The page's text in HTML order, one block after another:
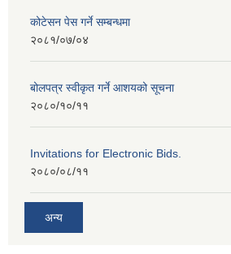
कोटेसन पेस गर्ने सम्बन्धमा
२०८१/०७/०४
बोलपत्र स्वीकृत गर्ने आशयको सूचना
२०८०/१०/११
Invitations for Electronic Bids.
२०८०/०८/११
अन्य